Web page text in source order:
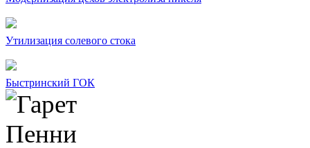
Утилизация солевого стока
Быстринский ГОК